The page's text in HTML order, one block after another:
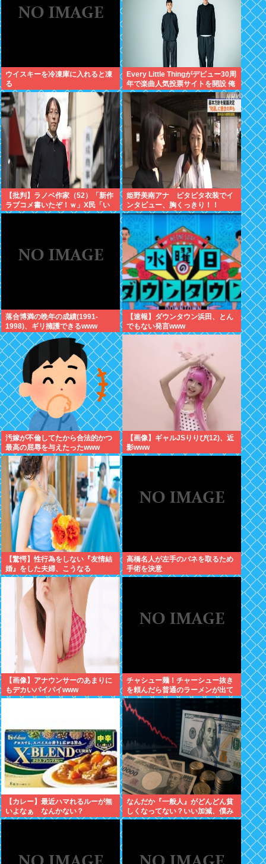
ウイスキーを冷凍庫に入れると凍
る
Every Little Thingがデビュー30周
年で楽曲人気投票サイトを開設 俺
はもちろんFace the Changeに入
れてきたぞ
【批判】ラノベ作家（52）「新作
ラブコメ書いたぞ！ｗ」X民「い
い歳こいてラブコメ（笑）恥ずか
姫野美南アナ ピタピタ衣装でイ
ンタビュー、胸くっきり！！
【GIF動画あり】
落合博満の晩年の成績(1991-
1998)、ギリ擁護できるwww
【速報】ダウンタウン浜田、とん
でもない発言www
汚嫁が不倫してたから合法的かつ
最高の屈辱を与えたったwww
【画像】ギャルJSりりぴ(12)、近
影www
【驚愕】性行為をしない『友情結
婚』をした夫婦、こうなる
⇒･･･！！！
高橋名人が左手のバネを取るため
手術を決意
【画像】アナウンサーのあまりに
もデカいパイパイwww
チャシュー麺！チャーシュー抜き
を頼んだら普通のラーメンが出て
きたんだが、これっておかしくね
え？
【カレー】最近ハマれるルーが無
いよなぁ なんかない？
なんだか『一般人』がどんどん貧
しくなってない？いい加減、僕み
たいに副業したら？週に2日休む